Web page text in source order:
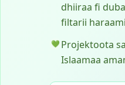
dhiiraa fi
filtarii
💚 Projektoota
Islaamaa